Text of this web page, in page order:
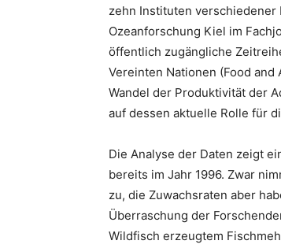
zehn Instituten verschiedener
Ozeanforschung Kiel im
öffentlich zugängliche
Vereinten Nationen (Food and
Wandel der Produktivität der
auf dessen aktuelle Rolle für
Die Analyse der Daten zeigt
bereits im Jahr 1996. Zwar
zu, die Zuwachsraten aber
Überraschung der
Wildfisch erzeugtem